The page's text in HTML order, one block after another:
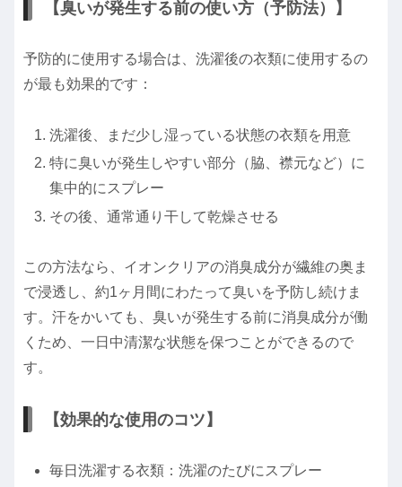
【臭いが発生する前の使い方（予防法）】
予防的に使用する場合は、洗濯後の衣類に使用するの
が最も効果的です：
洗濯後、まだ少し湿っている状態の衣類を用意
特に臭いが発生しやすい部分（脇、襟元など）に
集中的にスプレー
その後、通常通り干して乾燥させる
この方法なら、イオンクリアの消臭成分が繊維の奥ま
で浸透し、約1ヶ月間にわたって臭いを予防し続けま
す。汗をかいても、臭いが発生する前に消臭成分が働
くため、一日中清潔な状態を保つことができるので
す。
【効果的な使用のコツ】
毎日洗濯する衣類：洗濯のたびにスプレー